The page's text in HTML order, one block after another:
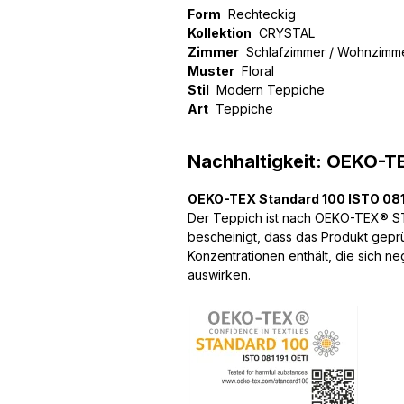
Form Rechteckig
Kollektion CRYSTAL
Zimmer Schlafzimmer /
Muster Floral
Stil Modern Teppiche
Art Teppiche
Nachhaltigkeit: OEKO-
OEKO-TEX Standard 100 ISTO
Der Teppich ist nach OEKO-TEX®
bescheinigt, dass das Produkt
Konzentrationen enthält, die sich
auswirken.
Wir verwenden Cookies,
können und um unseren
Dienste gesammelt haben.
Notwendig
Notwendige Cookies sind
Beispiel das Bereitstellen
speichern keine
Präferenzen
Präferenz-Cookies
Website aussieht oder